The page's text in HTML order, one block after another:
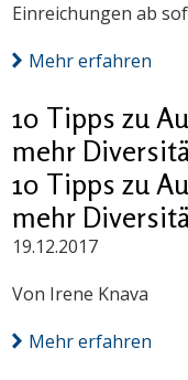
Einreichungen ab
Mehr erfahren
10 Tipps zu
mehr
10 Tipps zu
mehr
19.12.2017
Von Irene Knava
Mehr erfahren